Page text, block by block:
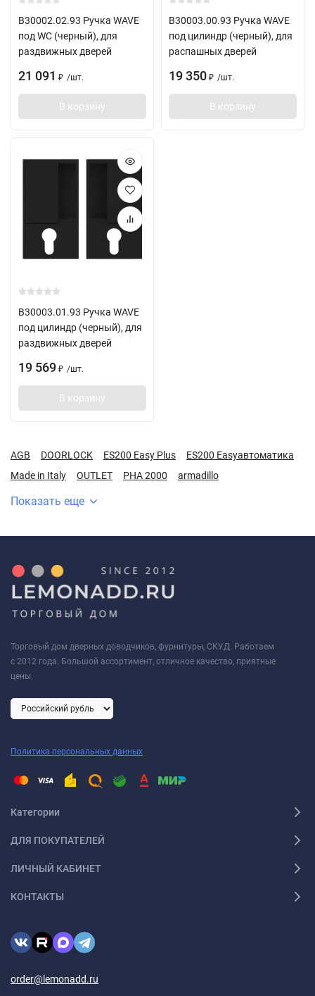
B30002.02.93 Ручка WAVE
под WC (черный), для
раздвижных дверей
21 091 ₽ /шт.
В корзину
B30003.00.93 Ручка WAVE
под цилиндр (черный), для
распашных дверей
19 350 ₽ /шт.
В корзину
B30003.01.93 Ручка WAVE
под цилиндр (черный), для
раздвижных дверей
19 569 ₽ /шт.
В корзину
AGB DOORLOCK ES200 Easy Plus
ES200 Easyавтоматика
Made in Italy
OUTLET PHA 2000 armadillo
Показать еще
Торговый дом дверных доводчиков, фурнитуры, СКУД. Работаем
с 2012 года. Большой ассортимент, отличное качество, приятные
цены.
Политика персональных данных
Категории
ДЛЯ ПОКУПАТЕЛЕЙ
ЛИЧНЫЙ КАБИНЕТ
КОНТАКТЫ
order@lemonadd.ru